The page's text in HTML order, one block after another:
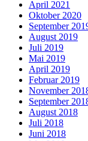
April 2021
Oktober 2020
September
August 2019
Juli 2019
Mai 2019
April 2019
Februar 2019
November
September
August 2018
Juli 2018
Juni 2018